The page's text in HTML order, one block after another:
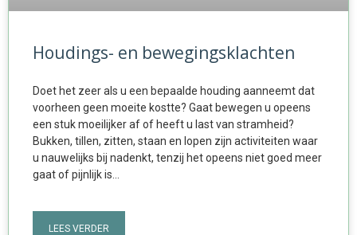
Houdings- en bewegingsklachten
Doet het zeer als u een bepaalde houding aanneemt dat
voorheen geen moeite kostte? Gaat bewegen u opeens
een stuk moeilijker af of heeft u last van stramheid?
Bukken, tillen, zitten, staan en lopen zijn activiteiten waar
u nauwelijks bij nadenkt, tenzij het opeens niet goed meer
gaat of pijnlijk is…
LEES VERDER